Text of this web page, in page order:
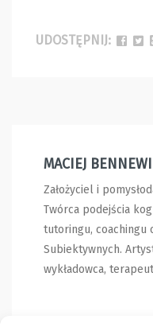
UDOSTĘPNIJ:
MACIEJ
Założyciel i
Twórca podejścia
tutoringu, coachingu
Subiektywnych.
wykładowca,